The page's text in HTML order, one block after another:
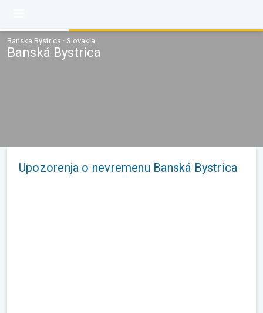
Banska Bystrica · Slovakia
Banská Bystrica
Upozorenja o nevremenu Banská Bystrica